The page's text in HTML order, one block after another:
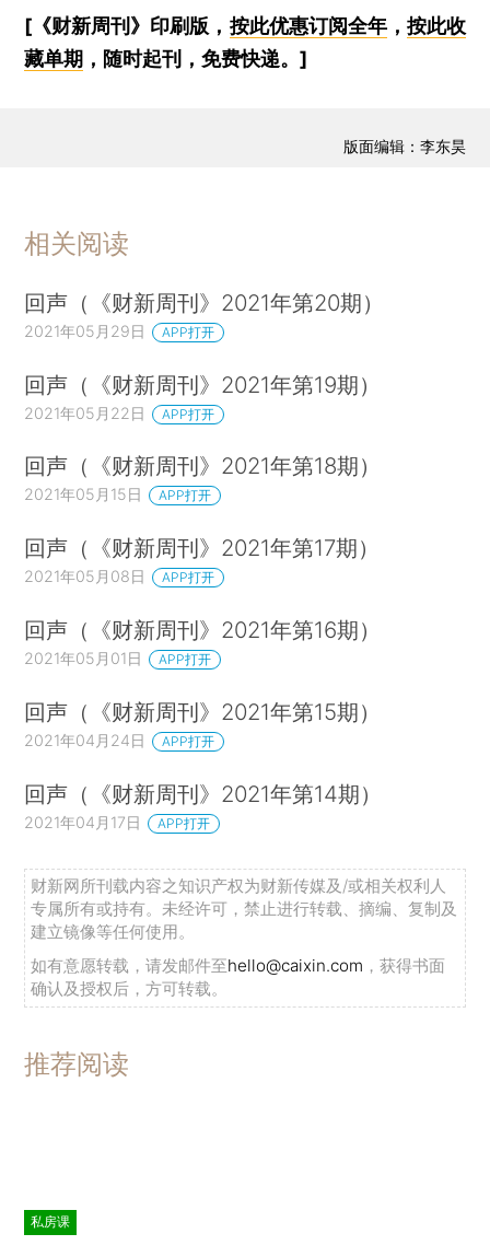
[《财新周刊》印刷版， 按此优惠订阅全年， 按此收
藏单期 ，随时起刊，免费快递。]
版面编辑：李东昊
相关阅读
回声（《财新周刊》2021年第20期）
2021年05月29日 APP打开
回声（《财新周刊》2021年第19期）
2021年05月22日 APP打开
回声（《财新周刊》2021年第18期）
2021年05月15日 APP打开
回声（《财新周刊》2021年第17期）
2021年05月08日 APP打开
回声（《财新周刊》2021年第16期）
2021年05月01日 APP打开
回声（《财新周刊》2021年第15期）
2021年04月24日 APP打开
回声（《财新周刊》2021年第14期）
2021年04月17日 APP打开
财新网所刊载内容之知识产权为财新传媒及/或相关权利人
专属所有或持有。未经许可，禁止进行转载、摘编、复制及
建立镜像等任何使用。
如有意愿转载，请发邮件至hello@caixin.com ，获得书面
确认及授权后，方可转载。
推荐阅读
私房课